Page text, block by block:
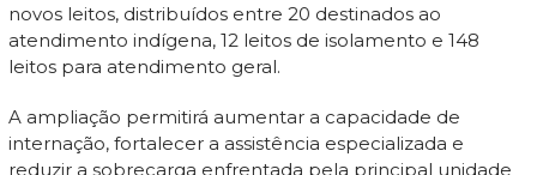
novos leitos, distribuídos entre 20 destinados ao
atendimento indígena, 12 leitos de isolamento e 148
leitos para atendimento geral.
A ampliação permitirá aumentar a capacidade de
internação, fortalecer a assistência especializada e
reduzir a sobrecarga enfrentada pela principal unidade